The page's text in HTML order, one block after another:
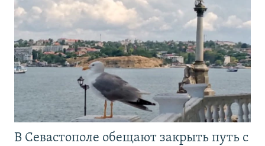
В Севастополе обещают закрыть путь с